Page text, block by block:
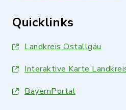
Quicklinks
Landkreis Ostallgäu
Interaktive Karte
BayernPortal